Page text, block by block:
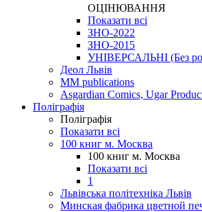
ОЦІНЮВАННЯ
Показати всі
ЗНО-2022
ЗНО-2015
УНІВЕРСАЛЬНІ (Без
Деол Львів
MM publications
Asgardian Comics, Ugar
Поліграфія
Поліграфія
Показати всі
100 книг м. Москва
100 книг м. Москва
Показати всі
1
Львівська політехніка Львів
Минская фабрика цветной